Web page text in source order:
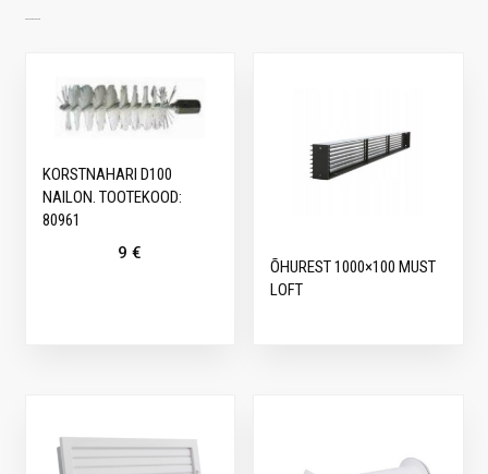
KORSTNAHARI D100
NAILON. TOOTEKOOD:
80961
9€
ÕHUREST 1000×100 MUST
LOFT